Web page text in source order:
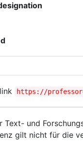
https://
Text- und
gilt nicht für die